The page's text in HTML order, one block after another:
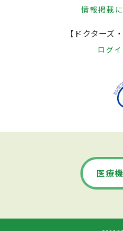
情報掲載
【ドクターズ
ログ
医療